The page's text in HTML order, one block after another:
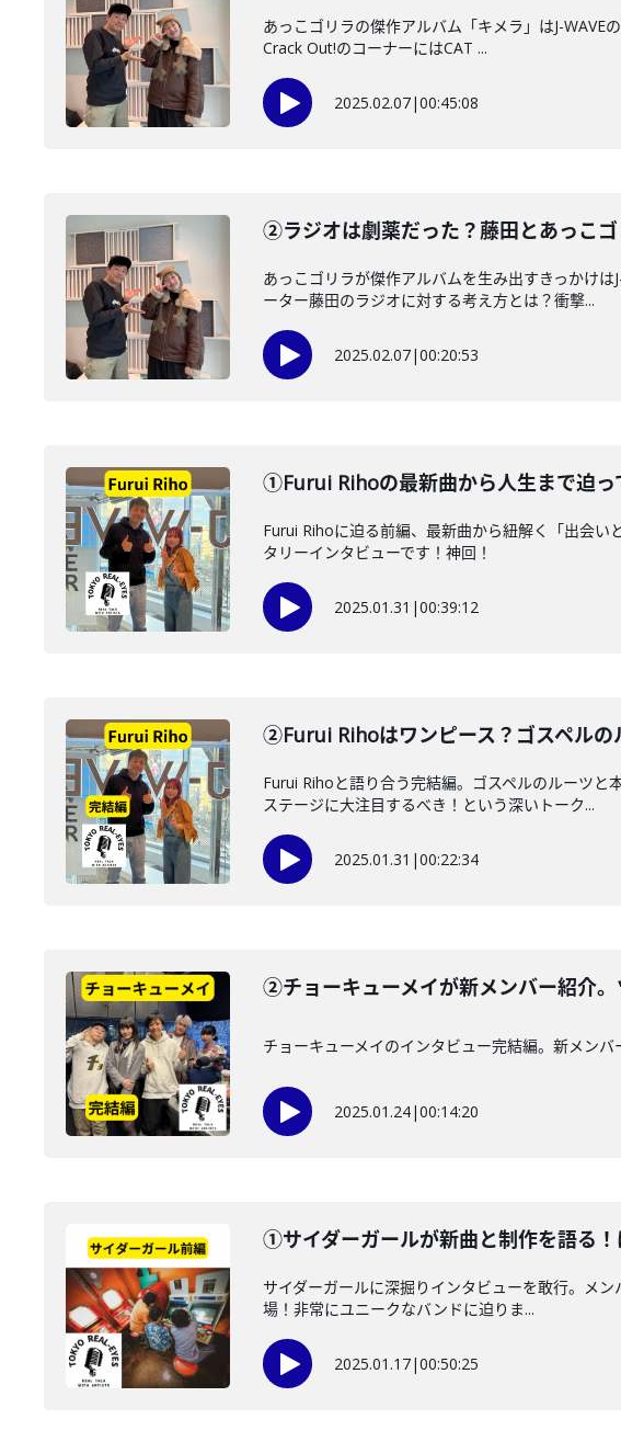
あっこゴリラの傑作アルバム「キメラ」はJ-
Crack Out!のコーナーにはCAT ...
2025.02.07|00:45:08
②ラジオは劇薬だった？藤田とあっこ
あっこゴリラが傑作アルバムを生み出すきっかけ
ーター藤田のラジオに対する考え方とは？衝撃...
2025.02.07|00:20:53
①Furui Rihoの最新曲から人生まで迫っ
Furui Rihoに迫る前編、最新曲から紐解く「出会
タリーインタビューです！神回！
2025.01.31 |00:39:12
②Furui Rihoはワンピース？ゴスペルの
Furui Rihoと語り合う完結編。ゴスペルのルーツと
ステージに大注目するべき！という深いトーク...
2025.01.31 |00:22:34
②チョーキューメイが新メンバー紹介。
チョーキューメイのインタビュー完結編。新メン
2025.01.24|00:14:20
①サイダーガールが新曲と制作を語る！
サイダーガールに深掘りインタビューを敢行。メ
場！非常にユニークなバンドに迫りま...
2025.01.17|00:50:25